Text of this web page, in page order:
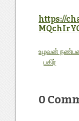
https://
உழவன்
பகிர்
0